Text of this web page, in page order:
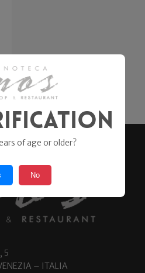
5
– ITALIA
of age or older?
No